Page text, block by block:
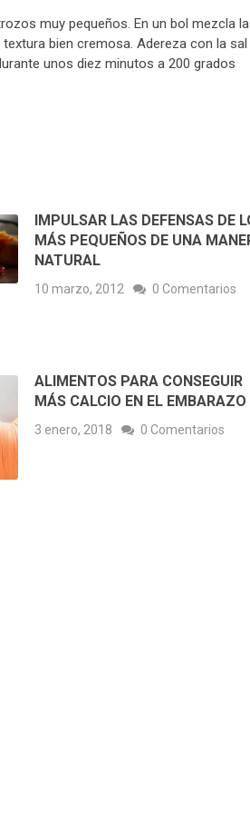
muy pequeños. En un bol mezcla la
bien cremosa. Adereza con la sal
unos diez minutos a 200 grados
IMPULSAR LAS DEFENSAS DE
MÁS PEQUEÑOS DE UNA
NATURAL
10 marzo, 2012 0 Comentarios
ALIMENTOS PARA CONSEGUIR
MÁS CALCIO EN EL EMBARAZO
3 enero, 2018 0 Comentarios